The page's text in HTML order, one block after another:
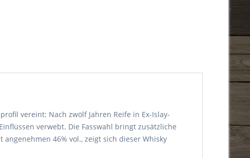
vereint: Nach zwölf Jahren Reife in Ex-Islay-
verwebt. Die Fasswahl bringt zusätzliche
46% vol., zeigt sich dieser Whisky